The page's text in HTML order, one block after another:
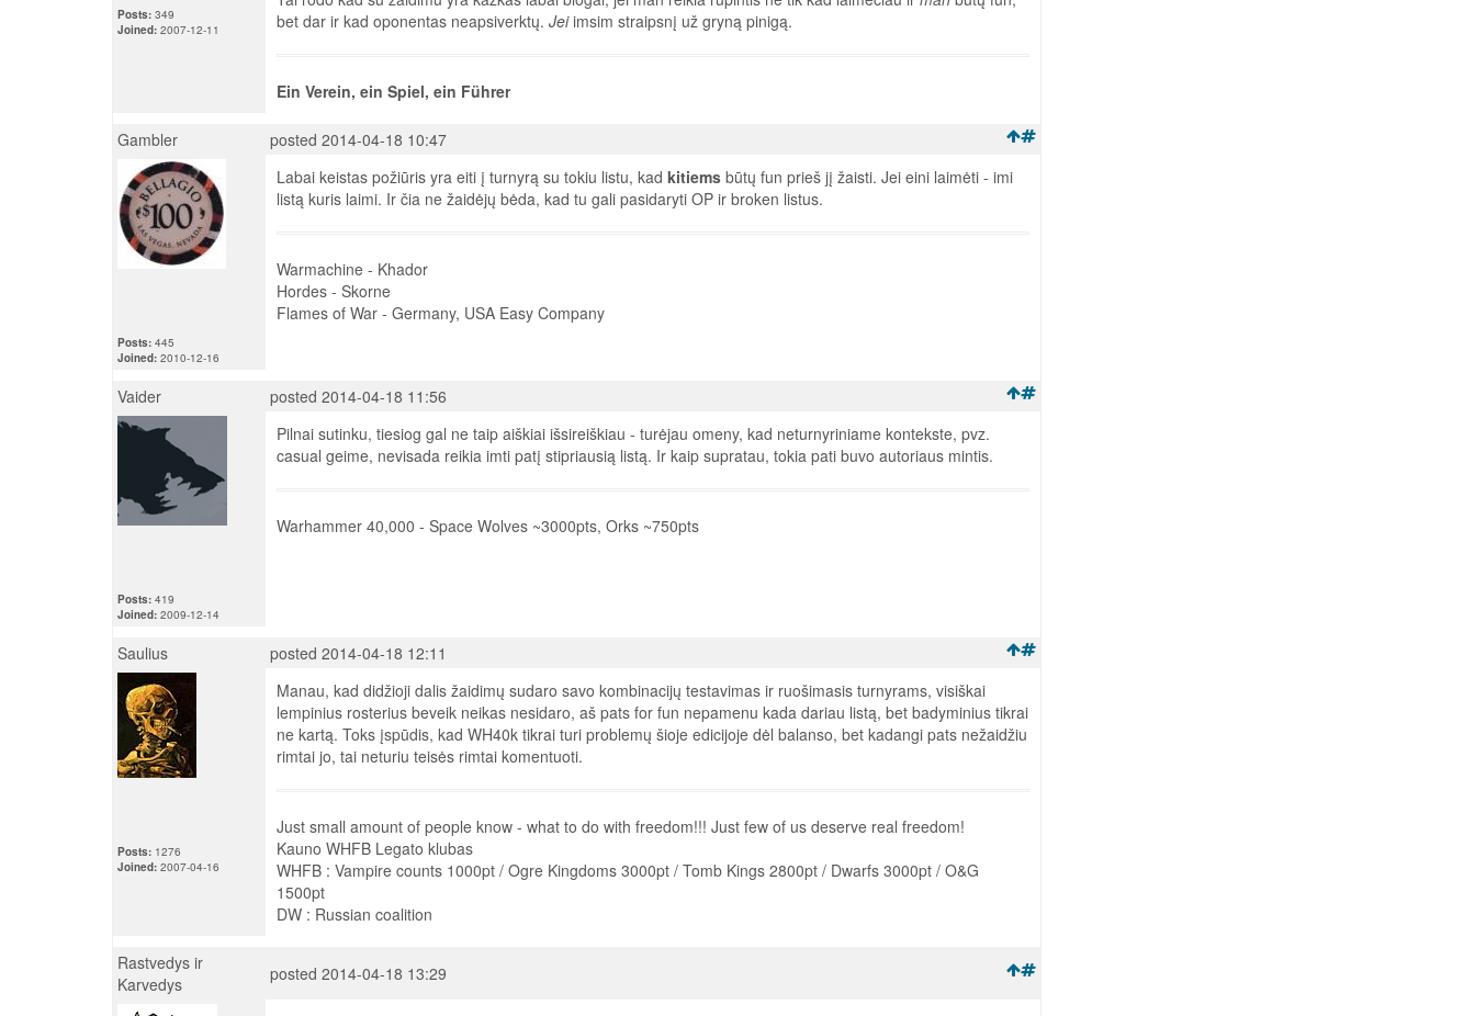
Posts: 349
Joined: 2007-12-11
bet dar ir kad oponentas neapsiverktų. Jeiimsim straipsnį už gryną pinigą.
Ein Verein, ein Spiel, ein Führer
Gambler posted 2014-04-18 10:47
Posts: 445
Joined: 2010-12-16
Labai keistas požiūris yra eiti į turnyrą su tokiu listu, kad kitiems būtų fun prieš jį žaisti. Jei eini laimėti - imi
listą kuris laimi. Ir čia ne žaidėjų bėda, kad tu gali pasidaryti OP ir broken listus.
Warmachine - Khador
Hordes - Skorne
Flames of War - Germany, USA Easy Company
Vaider posted 2014-04-18 11:56
Posts: 419
Joined: 2009-12-14
Pilnai sutinku, tiesiog gal ne taip aiškiai išsireiškiau - turėjau omeny, kad neturnyriniame kontekste, pvz.
casual geime, nevisada reikia imti patį stipriausią listą. Ir kaip supratau, tokia pati buvo autoriaus mintis.
Warhammer 40,000 - Space Wolves ~3000pts, Orks ~750pts
Saulius posted 2014-04-18 12:11
Posts: 1276
Joined: 2007-04-16
Manau, kad didžioji dalis žaidimų sudaro savo kombinacijų testavimas ir ruošimasis turnyrams, visiškai
lempinius rosterius beveik neikas nesidaro, aš pats for fun nepamenu kada dariau listą, bet badyminius tikrai
ne kartą. Toks įspūdis, kad WH40k tikrai turi problemų šioje edicijoje dėl balanso, bet kadangi pats nežaidžiu
rimtai jo, tai neturiu teisės rimtai komentuoti.
Just small amount of people know - what to do with freedom!!! Just few of us deserve real freedom!
Kauno WHFB Legato klubas
WHFB : Vampire counts 1000pt / Ogre Kingdoms 3000pt / Tomb Kings 2800pt / Dwarfs 3000pt / O&G
1500pt
DW : Russian coalition
Rastvedys ir
Karvedys
posted 2014-04-18 13:29